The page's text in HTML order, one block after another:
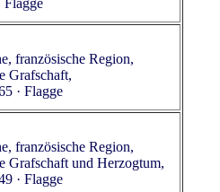
französische Region,
Grafschaft,
· Flagge
französische Region,
Grafschaft und Herzogtum,
· Flagge